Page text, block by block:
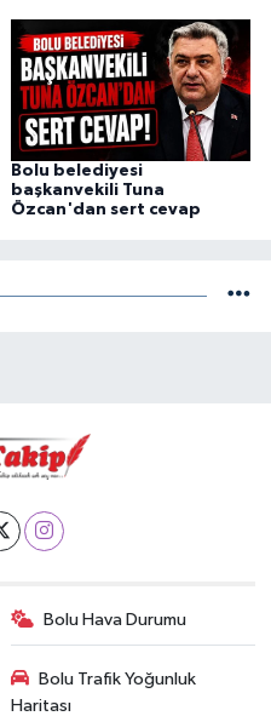
Bolu belediyesi
başkanvekili Tuna
Özcan'dan sert cevap
Bolu Hava Durumu
Bolu Trafik Yoğunluk
Haritası